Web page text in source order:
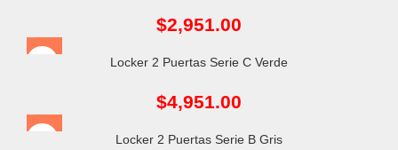
$2,951.00
Locker 2 Puertas Serie C Verde
$4,951.00
Locker 2 Puertas Serie B Gris